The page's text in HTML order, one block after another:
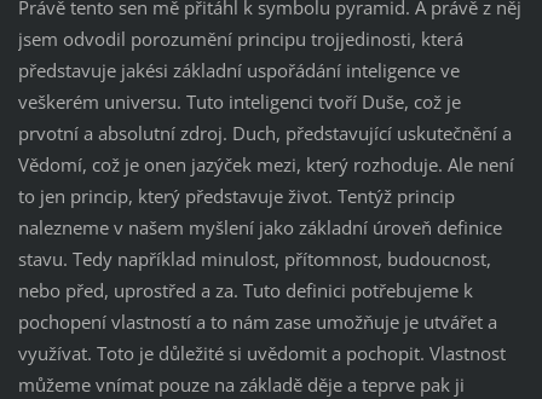
Právě tento sen mě přitáhl k symbolu pyramid. A právě z něj
jsem odvodil porozumění principu trojjedinosti, která
představuje jakési základní uspořádání inteligence ve
veškerém universu. Tuto inteligenci tvoří Duše, což je
prvotní a absolutní zdroj. Duch, představující uskutečnění a
Vědomí, což je onen jazýček mezi, který rozhoduje. Ale není
to jen princip, který představuje život. Tentýž princip
nalezneme v našem myšlení jako základní úroveň definice
stavu. Tedy například minulost, přítomnost, budoucnost,
nebo před, uprostřed a za. Tuto definici potřebujeme k
pochopení vlastností a to nám zase umožňuje je utvářet a
využívat. Toto je důležité si uvědomit a pochopit. Vlastnost
můžeme vnímat pouze na základě děje a teprve pak ji